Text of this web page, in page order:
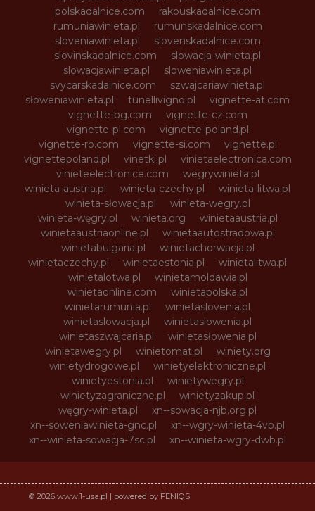
polskadalnice.com
rakouskadalnice.com
rumuniawinieta.pl
rumunskadalnice.com
sloveniawinieta.pl
slovenskadalnice.com
slovinskadalnice.com
slowacja-winieta.pl
slowacjawinieta.pl
sloweniawinieta.pl
svycarskadalnice.com
szwajcariawinieta.pl
słoweniawinieta.pl
tunellivigno.pl
vignette-at.com
vignette-bg.com
vignette-cz.com
vignette-pl.com
vignette-poland.pl
vignette-ro.com
vignette-si.com
vignette.pl
vignettepoland.pl
vinetki.pl
vinietaelectronica.com
vinieteelectronice.com
wegrywinieta.pl
winieta-austria.pl
winieta-czechy.pl
winieta-litwa.pl
winieta-słowacja.pl
winieta-wegry.pl
winieta-węgry.pl
winieta.org
winietaaustria.pl
winietaaustriaonline.pl
winietaautostradowa.pl
winietabulgaria.pl
winietachorwacja.pl
winietaczechy.pl
winietaestonia.pl
winietalitwa.pl
winietalotwa.pl
winietamoldawia.pl
winietaonline.com
winietapolska.pl
winietarumunia.pl
winietaslovenia.pl
winietaslowacja.pl
winietaslowenia.pl
winietaszwajcaria.pl
winietasłowenia.pl
winietawegry.pl
winietomat.pl
winiety.org
winietydrogowe.pl
winietyelektroniczne.pl
winietyestonia.pl
winietywegry.pl
winietyzagraniczne.pl
winietyzakup.pl
węgry-winieta.pl
xn--sowacja-njb.org.pl
xn--soweniawinieta-gnc.pl
xn--wgry-winieta-4vb.pl
xn--winieta-sowacja-7sc.pl
xn--winieta-wgry-dwb.pl
© 2026 www.1-usa.pl | powered by FENIQS